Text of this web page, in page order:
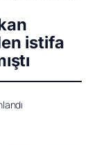
istifa